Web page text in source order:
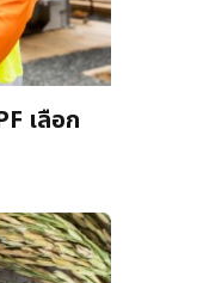
เลือก